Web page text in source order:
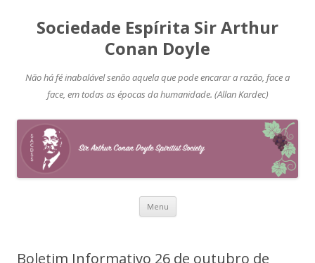
Sociedade Espírita Sir Arthur
Conan Doyle
Não há fé inabalável senão aquela que pode encarar a razão, face a
face, em todas as épocas da humanidade. (Allan Kardec)
Menu Pular
Boletim Informativo 26 de outubro de